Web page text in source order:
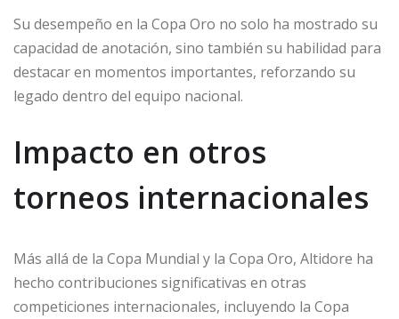
Su desempeño en la Copa Oro no solo ha mostrado su
capacidad de anotación, sino también su habilidad para
destacar en momentos importantes, reforzando su
legado dentro del equipo nacional.
Impacto en otros
torneos internacionales
Más allá de la Copa Mundial y la Copa Oro, Altidore ha
hecho contribuciones significativas en otras
competiciones internacionales, incluyendo la Copa